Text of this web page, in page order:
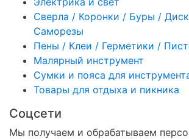
Сверла / Коронки / Буры /
Саморезы
Пены / Клеи / Герметики /
Малярный инструмент
Сумки и пояса для
Товары для отдыха и пикника
Соцсети
Мы получаем и обрабатываем